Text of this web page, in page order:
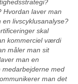
Hvordan laver man
livscyklusanalyse?
skal
kommerciel værdi
måler man sit
man en
med
man det